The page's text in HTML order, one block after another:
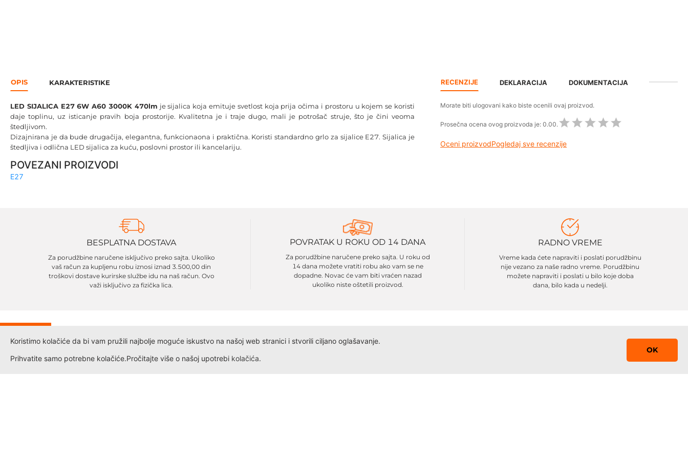
OPIS KARAKTERISTIKE
LED SIJALICA E27 6W A60 3000K 470lm je sijalica koja emituje svetlost koja prija očima i prostoru u kojem se koristi
daje toplinu, uz isticanje pravih boja prostorije. Kvalitetna je i traje dugo, mali je potrošač struje, što je čini veoma
štedljivom.
Dizajnirana je da bude drugačija, elegantna, funkcionaona i praktična. Koristi standardno grlo za sijalice E27. Sijalica je
štedljiva i odlična LED sijalica za kuću, poslovni prostor ili kancelariju.
RECENZIJE DEKLARACIJA DOKUMENTACIJA
Morate biti ulogovani kako biste ocenili ovaj proizvod.
Prosečna ocena ovog proizvoda je: 0.00.
Oceni proizvodPogledaj sve recenzije
POVEZANI PROIZVODI
E27
BESPLATNA DOSTAVA
Za porudžbine naručene isključivo preko sajta. Ukoliko
vaš račun za kupljenu robu iznosi iznad 3.500,00 din
troškovi dostave kurirske službe idu na naš račun. Ovo
važi isključivo za fizička lica.
POVRATAK U ROKU OD 14 DANA
Za porudžbine naručene preko sajta. U roku od
14 dana možete vratiti robu ako vam se ne
dopadne. Novac će vam biti vraćen nazad
ukoliko niste oštetili proizvod.
RADNO VREME
Vreme kada ćete napraviti i poslati porudžbinu
nije vezano za naše radno vreme. Porudžbinu
možete napraviti i poslati u bilo koje doba
dana, bilo kada u nedelji.
Koristimo kolačiće da bi vam pružili najbolje moguće iskustvo na našoj web stranici i stvorili ciljano oglašavanje.
Prihvatite samo potrebne kolačiće.Pročitajte više o našoj upotrebi kolačića.
OK